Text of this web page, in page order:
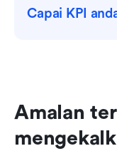
Capai KPI
Amalan